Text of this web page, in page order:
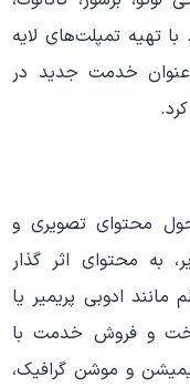
تهیه تمپلت‌های لایه
خدمت جدید در
حول محتوای تصویری و
به محتوای اثر گذار
مانند ادوبی پریمیر یا
ساخت و فروش خدمت با
و موشن گرافیک،